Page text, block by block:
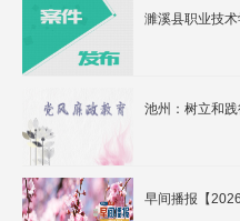
濉溪县职业技
池州：树立和
早间播报【